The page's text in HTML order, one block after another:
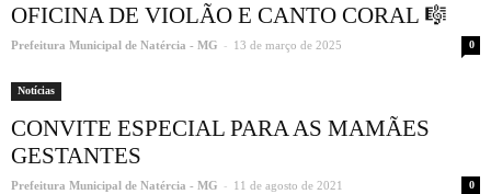
OFICINA DE VIOLÃO E CANTO CORAL 🎼
Prefeitura Municipal de Natércia - MG - 13 de março de 2025 0
Notícias
CONVITE ESPECIAL PARA AS MAMÃES
GESTANTES
Prefeitura Municipal de Natércia - MG - 11 de agosto de 2021 0